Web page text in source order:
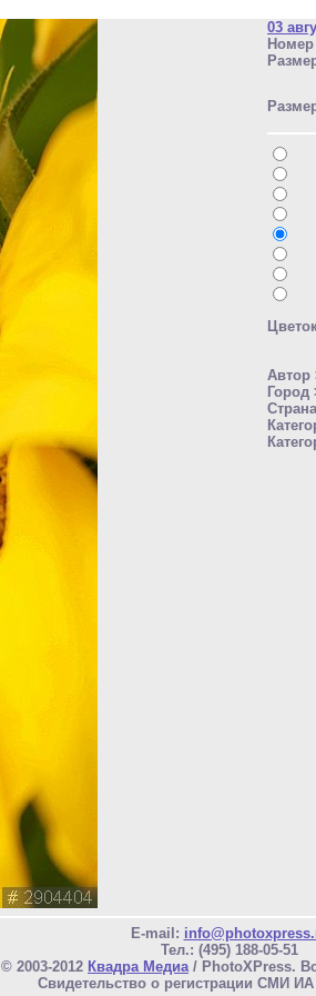
03
Номер
Автор
Город
E-mail:
Тел.: (495) 188-05-51
© 2003-2012 Квадра Медиа/ PhotoXPress.
Свидетельство о регистрации СМИ